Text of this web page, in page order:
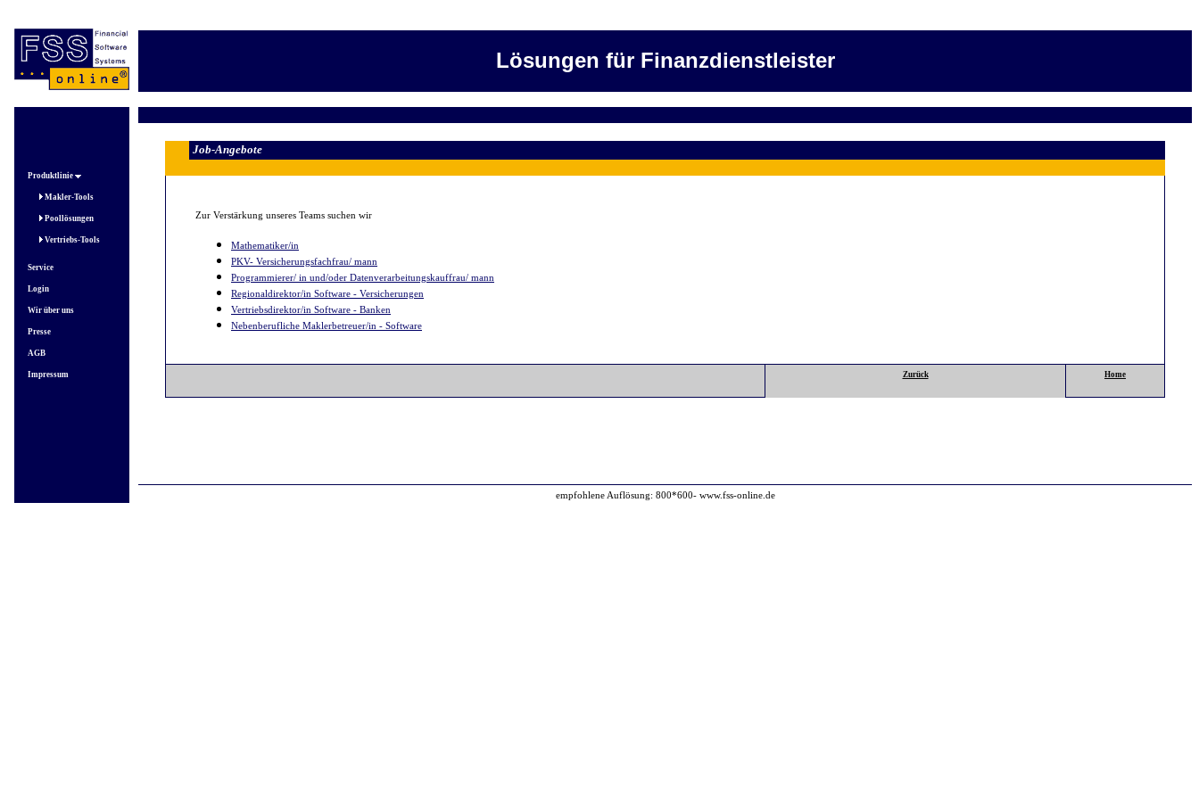
Lösungen für Finanzdienstleister
Produktlinie
Makler-Tools
Poollösungen
Vertriebs-Tools
Service
Login
Wir über uns
Presse
AGB
Impressum
Job-Angebote
Zur Verstärkung unseres Teams suchen wir
Mathematiker/in
PKV- Versicherungsfachfrau/ mann
Programmierer/ in und/oder Datenverarbeitungskauffrau/ mann
Regionaldirektor/in Software - Versicherungen
Vertriebsdirektor/in Software - Banken
Nebenberufliche Maklerbetreuer/in - Software
Zurück Home
empfohlene Auflösung: 800*600- www.fss-online.de